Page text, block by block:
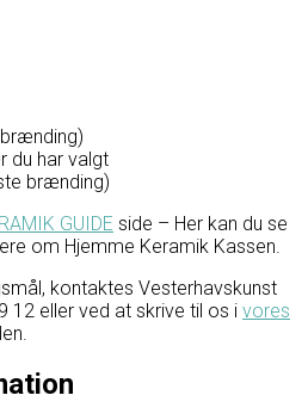
du har valgt
brænding)
GUIDE side – Her kan du se
om Hjemme Keramik Kassen.
kontaktes Vesterhavskunst
12 eller ved at skrive til os i vores